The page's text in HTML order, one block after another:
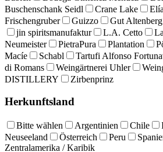
Buschenschank Seidl
Crane Lake
Frischengruber
Guizzo Gut Altenberg
jin spiritsmanufaktur
L.A. Cetto
Neumeister
PietraPura Plantation
Macíe
Schabl Tartufi Alfonso
di Romans
Weingärtnerei Uhler
DISTILLERY
Zirbenprinz
Herkunftsland
Bitte wählen Argentinien Chile
Neuseeland
Österreich Peru
Zentralamerika / Karibik